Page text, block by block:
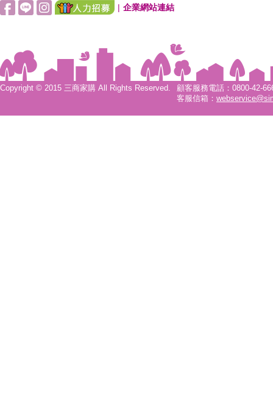
| 企業網站連結
Copyright © 2015 三商家購 All Rights Reserved.
顧客服務電話：0800-42-
客服信箱：